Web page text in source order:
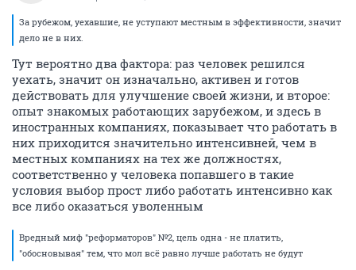
За рубежом, уехавшие, не уступают местным в эффективности, значит
дело не в них.
Тут вероятно два фактора: раз человек решился
уехать, значит он изначально, активен и готов
действовать для улучшение своей жизни, и второе:
опыт знакомых работающих зарубежом, и здесь в
иностранных компаниях, показывает что работать в
них приходится значительно интенсивней, чем в
местных компаниях на тех же должностях,
соответственно у человека попавшего в такие
условия выбор прост либо работать интенсивно как
все либо оказаться уволенным
Вредный миф "реформаторов" №2, цель одна - не платить,
"обосновывая" тем, что мол всё равно лучше работать не будут